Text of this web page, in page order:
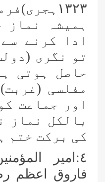
ہمیشہ نماز
ادا کرنے
تو نگری
حاصل ہوتی
مفلسی
اور جماعت
بالکل نماز
کی برکت ختم
٤:امیر
فاروق اعظم